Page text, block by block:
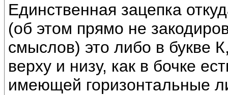
Единственная зацепка
(об этом прямо не
смыслов) это либо в букве
верху и низу, как в бочке
имеющей горизонтальные